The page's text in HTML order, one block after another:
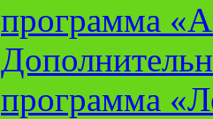
программа
программа